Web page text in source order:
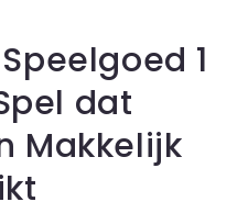
1
dat
Makkelijk